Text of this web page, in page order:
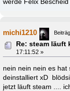
werde Felix
michi1210
Re: steam läuft
17:11:52 »
nein nein nein es hat
deinstalliert xD
jetzt läuft steam ....